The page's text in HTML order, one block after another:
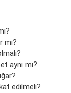
mı?
aynı mı?
edilmeli?